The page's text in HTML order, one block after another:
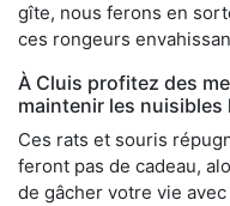
gîte, nous ferons en
ces rongeurs
À Cluis profitez des
maintenir les nuisibles
Ces rats et souris
feront pas de cadeau,
de gâcher votre vie